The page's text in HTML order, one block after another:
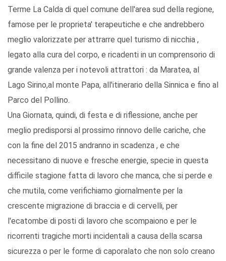
Terme La Calda di quel comune dell'area sud della regione,
famose per le proprieta' terapeutiche e che andrebbero
meglio valorizzate per attrarre quel turismo di nicchia ,
legato alla cura del corpo, e ricadenti in un comprensorio di
grande valenza per i notevoli attrattori : da Maratea, al
Lago Sirino,al monte Papa, all'itinerario della Sinnica e fino al
Parco del Pollino.
Una Giornata, quindi, di festa e di riflessione, anche per
meglio predisporsi al prossimo rinnovo delle cariche, che
con la fine del 2015 andranno in scadenza , e che
necessitano di nuove e fresche energie, specie in questa
difficile stagione fatta di lavoro che manca, che si perde e
che mutila, come verifichiamo giornalmente per la
crescente migrazione di braccia e di cervelli, per
l'ecatombe di posti di lavoro che scompaiono e per le
ricorrenti tragiche morti incidentali a causa della scarsa
sicurezza o per le forme di caporalato che non solo creano